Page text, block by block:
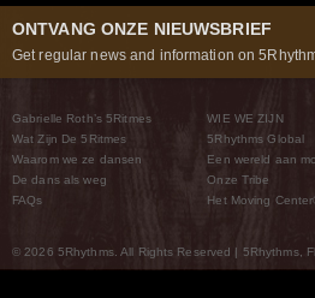
ONTVANG ONZE NIEUWSBRIEF
Get regular news and information on
Gabrielle Roth’s 5Ritmes
Wat Zijn De 5Ritmes
Waarom we ze dansen
De dans als weg
FAQs
WIE WE ZIJN
5Rhythms Global
Een wereld aan
Onze Tribe
Het Moving
© 2026 5Rhythms. All Rights Reserved | 5Rhythms,